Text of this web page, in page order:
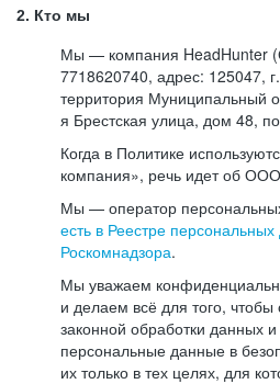
2. Кто мы
Мы — компания HeadHunter
7718620740, адрес: 125047,
территория Муниципальный
я Брестская улица, дом 48,
Когда в Политике
компания», речь идет об
Мы — оператор
есть в Реестре
Роскомнадзора.
Мы уважаем
и делаем всё для того,
законной обработки данных
персональные данные в
их только в тех целях, для